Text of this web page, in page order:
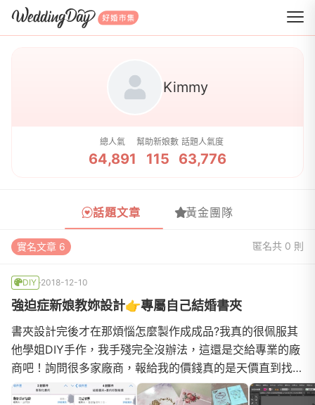
WeddingDay 好婚市集
Kimmy
總人氣
64,891
幫助新娘數
115
話題人氣度
63,776
話題文章 黃金團隊
實名文章 6 匿名共 0 則
DIY 2018-12-10
強迫症新娘教妳設計👉專屬自己結婚書夾
書夾設計完後才在那煩惱怎麼製作成成品?我真的很佩服其
他學姐DIY手作，我手殘完全沒辦法，這還是交給專業的廠
商吧！詢問很多家廠商，報給我的價錢真的是天價直到找到
這家廠商，價錢真的是弗心來的，成品一本竟然300元有